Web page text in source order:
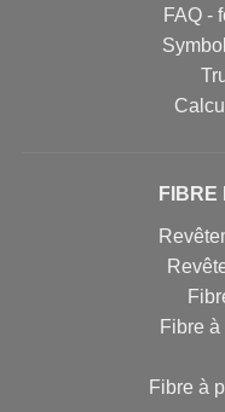
FAQ -
FIBRE
Fibre
Fibre à